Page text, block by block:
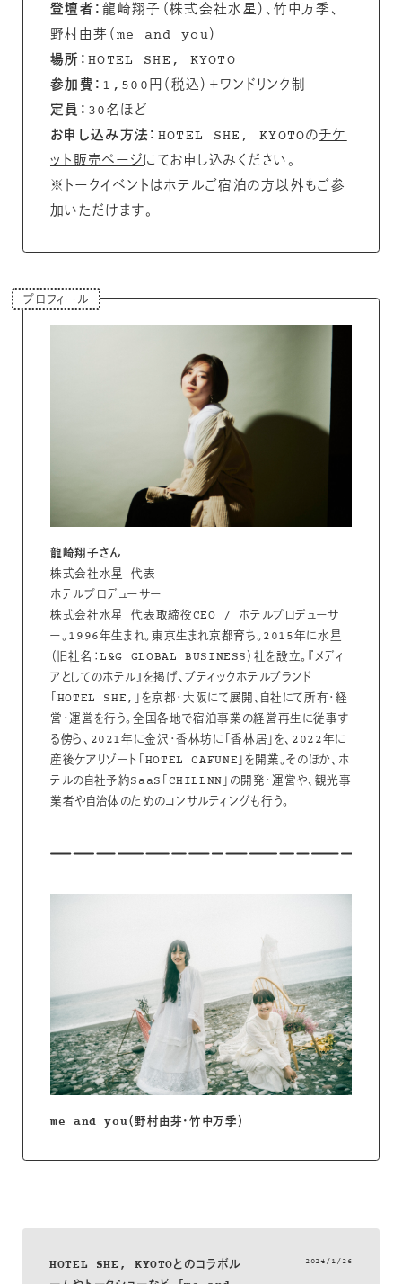
登壇者：龍崎翔子（株式会社水星）、竹中万季、
野村由芽（me and you）
場所：HOTEL SHE, KYOTO
参加費： 1,500円（税込）＋ワンドリンク制
定員： 30名ほど
お申し込み方法： HOTEL SHE, KYOTOのチケ
ット販売ページにてお申し込みください。
※トークイベントはホテルご宿泊の方以外もご参
加いただけます。
龍崎翔子さん
株式会社水星 代表
ホテルプロデューサー
株式会社水星 代表取締役CEO / ホテルプロデューサ
ー。1996年生まれ。東京生まれ京都育ち。2015年に水星
（旧社名：L&G GLOBAL BUSINESS）社を設立。『メディ
アとしてのホテル』を掲げ、ブティックホテルブランド
「HOTEL SHE,」を京都・大阪にて展開、自社にて所有・経
営・運営を行う。全国各地で宿泊事業の経営再生に従事す
る傍ら、2021年に金沢・香林坊に「香林居」を、2022年に
産後ケアリゾート「HOTEL CAFUNE」を開業。そのほか、ホ
テルの自社予約SaaS「CHILLNN」の開発・運営や、観光事
業者や自治体のためのコンサルティングも行う。
me and you（野村由芽・竹中万季）
プロフィール
HOTEL SHE, KYOTOとのコラボル
2024/1/26